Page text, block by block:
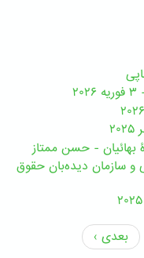
بهائیان - حسن ممتاز
و سازمان دیده‌بان حقوق
بعدی ›